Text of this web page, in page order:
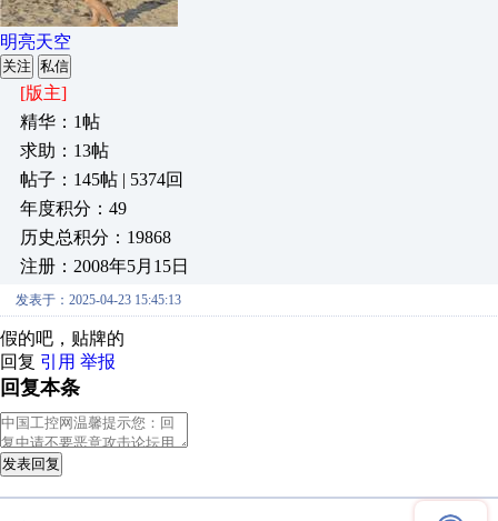
明亮天空
关注 私信
[版主]
精华：1帖
求助：13帖
帖子：145帖 | 5374回
年度积分：49
历史总积分：19868
注册：2008年5月15日
发表于：2025-04-23 15:45:13
假的吧，贴牌的
回复 引用 举报
回复本条
发表回复